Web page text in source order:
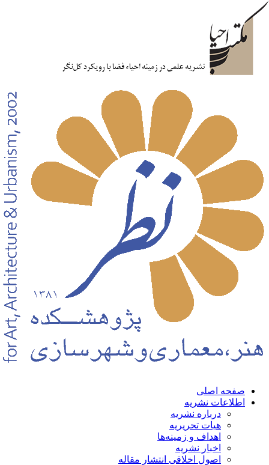
اصلی
نشریه
درباره نشریه
هیات تحریریه
اهداف و زمینه‌ها
اخبار نشریه
اصول اخلاقی انتشار مقاله